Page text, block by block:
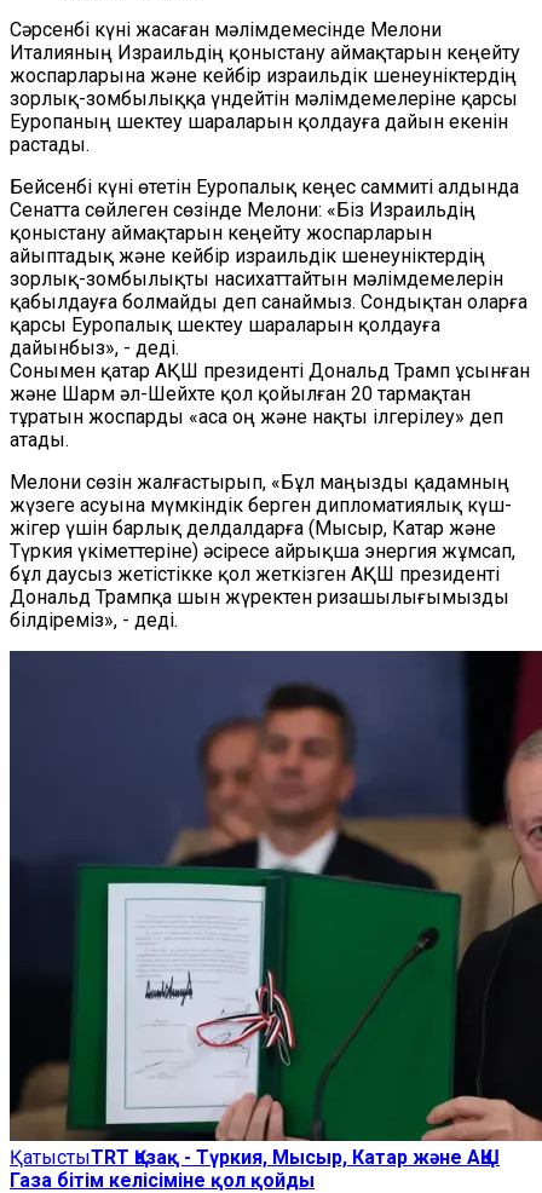
Сәрсенбі күні жасаған мәлімдемесінде Мелони
Италияның Израильдің қоныстану аймақтарын кеңейту
жоспарларына және кейбір израильдік шенеуніктердің
зорлық-зомбылыққа үндейтін мәлімдемелеріне қарсы
Еуропаның шектеу шараларын қолдауға дайын екенін
растады.
Бейсенбі күні өтетін Еуропалық кеңес саммиті алдында
Сенатта сөйлеген сөзінде Мелони: «Біз Израильдің
қоныстану аймақтарын кеңейту жоспарларын
айыптадық және кейбір израильдік шенеуніктердің
зорлық-зомбылықты насихаттайтын мәлімдемелерін
қабылдауға болмайды деп санаймыз. Сондықтан оларға
қарсы Еуропалық шектеу шараларын қолдауға
дайынбыз», - деді.
Сонымен қатар АҚШ президенті Дональд Трамп ұсынған
және Шарм әл-Шейхте қол қойылған 20 тармақтан
тұратын жоспарды «аса оң және нақты ілгерілеу» деп
атады.
Мелони сөзін жалғастырып, «Бұл маңызды қадамның
жүзеге асуына мүмкіндік берген дипломатиялық күш-
жігер үшін барлық делдалдарға (Мысыр, Катар және
Түркия үкіметтеріне) әсіресе айрықша энергия жұмсап,
бұл даусыз жетістікке қол жеткізген АҚШ президенті
Дональд Трампқа шын жүректен ризашылығымызды
білдіреміз», - деді.
ҚатыстыTRT Қазақ - Түркия, Мысыр, Катар және АҚШ
Газа бітім келісіміне қол қойды